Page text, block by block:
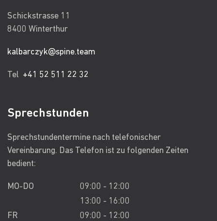
Schickstrasse 11
8400 Winterthur
kalbarczyk@spine.team
Tel +41 52 511 22 32
Sprechstunden
Sprechstundentermine nach telefonischer
Vereinbarung. Das Telefon ist zu folgenden Zeiten
bedient:
MO-DO
09:00 - 12:00
13:00 - 16:00
FR
09:00 - 12:00